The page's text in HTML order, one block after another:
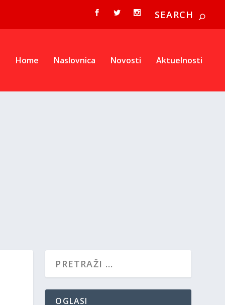
Home Naslovnica Novosti Aktuelnosti
OGLASI